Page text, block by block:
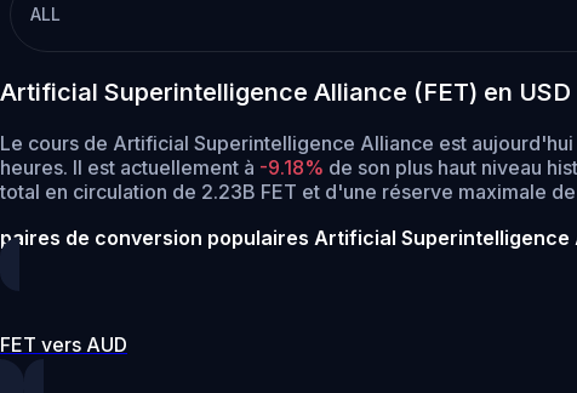
ALL
Artificial Superintelligence Alliance (FET) en
Le cours de Artificial Superintelligence Alliance est
heures. Il est actuellement à -9.18% de son plus haut niveau
total en circulation de 2.23B FET et d'une réserve maximale de
paires de conversion populaires Artificial Superintelligence
FET vers AUD